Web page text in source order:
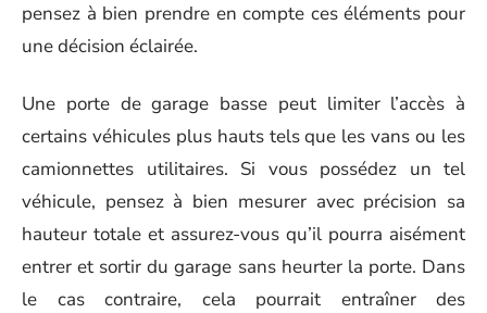
pensez à bien prendre en compte ces éléments pour
une décision éclairée.
Une porte de garage basse peut limiter l’accès à
certains véhicules plus hauts tels que les vans ou les
camionnettes utilitaires. Si vous possédez un tel
véhicule, pensez à bien mesurer avec précision sa
hauteur totale et assurez-vous qu’il pourra aisément
entrer et sortir du garage sans heurter la porte. Dans
le cas contraire, cela pourrait entraîner des